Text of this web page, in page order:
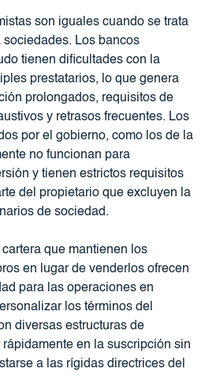
son iguales cuando se trata
Los bancos
tienen dificultades con la
prestatarios, lo que genera
prolongados, requisitos de
y retrasos frecuentes. Los
por el gobierno, como los de la
no funcionan para
y tienen estrictos requisitos
del propietario que excluyen la
de sociedad.
que mantienen los
en lugar de venderlos ofrecen
para las operaciones en
los términos del
diversas estructuras de
en la suscripción sin
a las rígidas directrices del